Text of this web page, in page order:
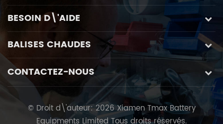
BESOIN D\'AIDE
BALISES CHAUDES
CONTACTEZ-NOUS
© Droit d\'auteur: 2026 Xiamen Tmax Battery
Equipments Limited Tous droits réservés.